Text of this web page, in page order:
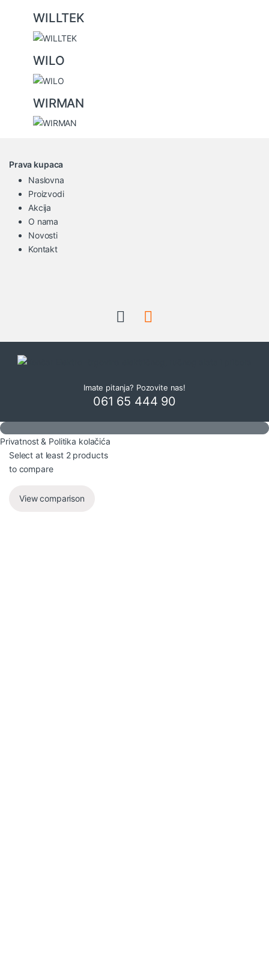
WILLTEK
WILO
WIRMAN
Prava kupaca
Naslovna
Proizvodi
Akcija
O nama
Novosti
Kontakt
Imate pitanja? Pozovite nas!
061 65 444 90
Privatnost & Politika kolačića
Select at least 2 products
to compare
View comparison